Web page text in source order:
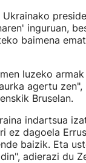
inguruan,
baimena
luzeko
agertu
Bruselan.
indartsua
ez dagoela
baizik. Eta
adierazi du